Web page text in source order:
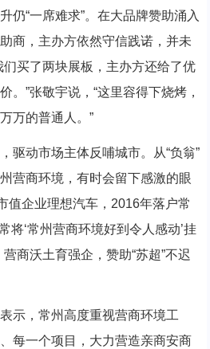
仍“一席难求”。在大品牌赞助涌入
商，主办方依然守信践诺，并未
们买了两块展板，主办方还给了优
。”张敬宇说，“这里容得下烧烤，
万的普通人。”
动市场主体反哺城市。从“负翁”
营商环境，有时会留下感激的眼
值企业理想汽车，2016年落户常
将‘常州营商环境好到令人感动’挂
商沃土育强企，赞助“苏超”不迟
，常州高度重视营商环境工
每一个项目，大力营造亲商安商